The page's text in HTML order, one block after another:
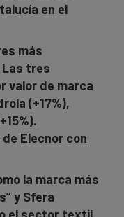
en el
más
tres
valor de marca
(+17%),
Elecnor con
la marca más
y Sfera